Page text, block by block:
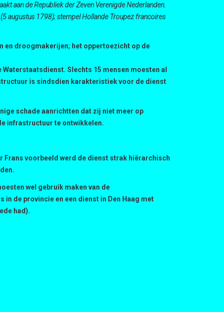
aan de Republiek der Zeven Verenigde Nederlanden.
augustus 1798); stempel Hollande Troupez francoires
en droogmakerijen; het oppertoezicht op de
Slechts 15 mensen moesten al
is sindsdien karakteristiek voor de dienst
schade aanrichtten dat zij niet meer op
infrastructuur te ontwikkelen.
Frans voorbeeld werd de dienst strak hiërarchisch
wel gebruik maken van de
de provincie en een dienst in Den Haag met
had).